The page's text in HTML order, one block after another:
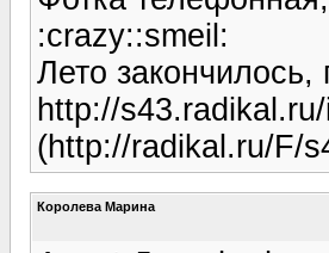
:crazy::smeil:
Лето закончилось,
http://
(http://radikal.ru/F/
Королева Марина